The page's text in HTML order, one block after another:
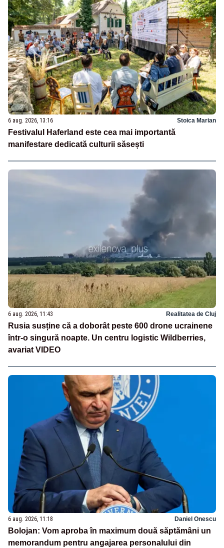
6 aug. 2026, 13:16 Stoica Marian
Festivalul Haferland este cea mai importantă
manifestare dedicată culturii săsești
6 aug. 2026, 11:43 Realitatea de Cluj
Rusia susține că a doborât peste 600 drone ucrainene
într-o singură noapte. Un centru logistic Wildberries,
avariat VIDEO
6 aug. 2026, 11:18 Daniel Onescu
Bolojan: Vom aproba în maximum două săptămâni un
memorandum pentru angajarea personalului din